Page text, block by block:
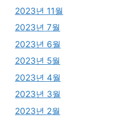
2023년 11월
2023년 7월
2023년 6월
2023년 5월
2023년 4월
2023년 3월
2023년 2월